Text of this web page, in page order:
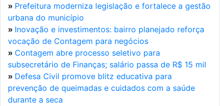
» Prefeitura moderniza legislação e fortalece a gestão
urbana do município
» Inovação e investimentos: bairro planejado reforça
vocação de Contagem para negócios
» Contagem abre processo seletivo para
subsecretário de Finanças; salário passa de R$ 15 mil
» Defesa Civil promove blitz educativa para
prevenção de queimadas e cuidados com a saúde
durante a seca